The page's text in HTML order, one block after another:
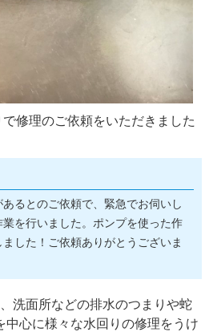
修理のご依頼をいただきました
るとのご依頼で、緊急でお伺いし
を行いました。ポンプを使った作
した！ご依頼ありがとうございま
洗面所などの排水のつまりや蛇
中心に様々な水回りの修理をうけ